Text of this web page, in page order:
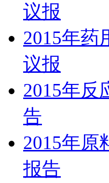
议报
2015年药
议报
2015年反
告
2015年原
报告